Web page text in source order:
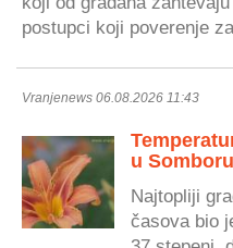
postupci koji poverenje
Vranjenews 06.08.2026 11:43
u
Najtopliji
časova bio